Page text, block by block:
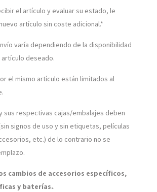
el artículo y evaluar su estado, le
artículo sin coste adicional.*
varía dependiendo de la disponibilidad
artículo deseado.
el mismo artículo están limitados al
sus respectivas cajas/embalajes deben
signos de uso y sin etiquetas, películas
etc.) de lo contrario no se
cambios de accesorios específicos,
y baterías..